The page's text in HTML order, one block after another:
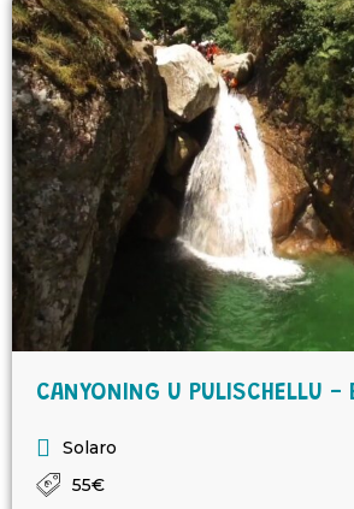
CANYONING U PULISCHELLU -
Solaro
55€